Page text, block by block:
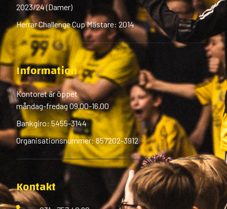
2023/24 (Damer)
Herrar Challenge Cup Mästare: 2014
Information
Kontoret är öppet
måndag-fredag 09.00-16.00
Bankgiro: 5455-3144
Organisationsnummer: 857202-3912
Kontakt